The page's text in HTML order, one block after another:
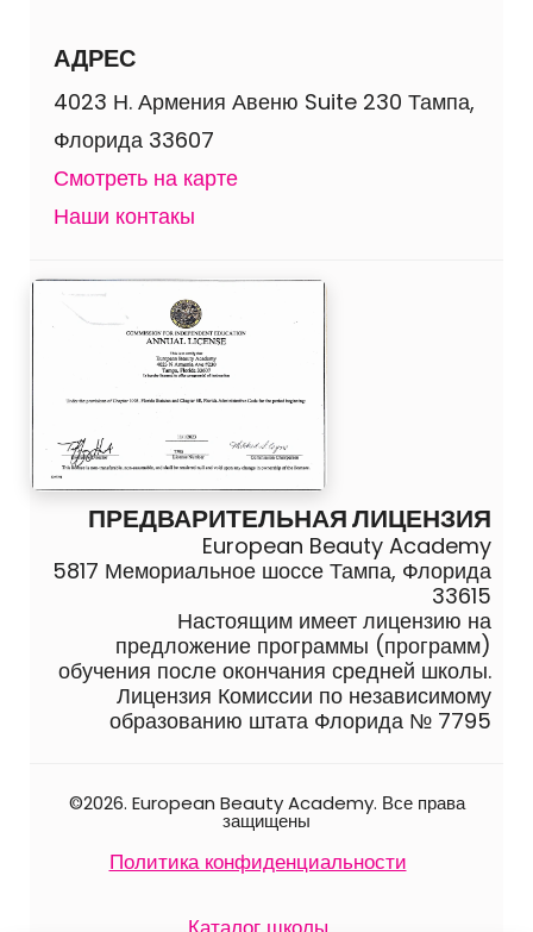
АДРЕС
4023 Н. Армения Авеню Suite 230 Тампа,
Флорида 33607
Смотреть на карте
Наши контакы
ПРЕДВАРИТЕЛЬНАЯ ЛИЦЕНЗИЯ
European Beauty Academy
5817 Мемориальное шоссе Тампа, Флорида
33615
Настоящим имеет лицензию на
предложение программы (программ)
обучения после окончания средней школы.
Лицензия Комиссии по независимому
образованию штата Флорида № 7795
©2026. European Beauty Academy. Все права
защищены
Политика конфиденциальности